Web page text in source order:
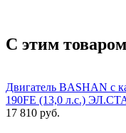
С этим
Двигатель BASHAN с
190FE (13,0 л.с.)
17 810 руб.